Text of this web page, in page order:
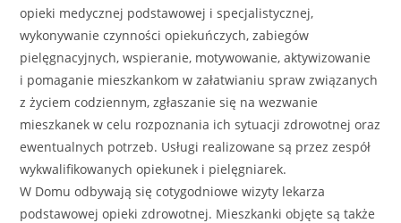
opieki medycznej podstawowej i specjalistycznej,
wykonywanie czynności opiekuńczych, zabiegów
pielęgnacyjnych, wspieranie, motywowanie, aktywizowanie
i pomaganie mieszkankom w załatwianiu spraw związanych
z życiem codziennym, zgłaszanie się na wezwanie
mieszkanek w celu rozpoznania ich sytuacji zdrowotnej oraz
ewentualnych potrzeb. Usługi realizowane są przez zespół
wykwalifikowanych opiekunek i pielęgniarek.
W Domu odbywają się cotygodniowe wizyty lekarza
podstawowej opieki zdrowotnej. Mieszkanki objęte są także